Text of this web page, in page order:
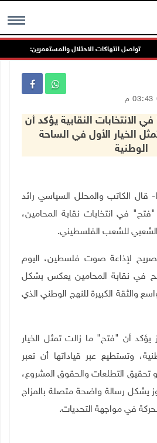
MENU
تواصل انتهاكات الاحتلال والمستعمرين: إصابات
الانتخابات النقابية يؤكد أن
الخيار الأول في الساحة
الوطنية
6-7-2025 وفا- قال الكاتب والمحلل السياسي رائد
في انتخابات نقابة المحامين،
للشعب الفلسطيني.
لإذاعة صوت فلسطين، اليوم
في نقابة المحامين يعكس بشكل
والثقة الكبيرة للنهج الوطني الذي
يؤكد أن "فتح" ما زالت تمثل الخيار
وتستطيع عبر قياداتها أن تعبر
تحقيق التطلعات والحقوق المشروع،
يشكل رسالة واضحة متصلة بالمزاج
في مواجهة التحديات.